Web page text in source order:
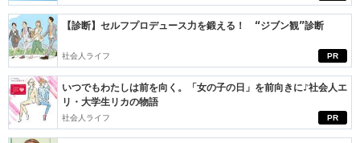
PR
【診断】セルフプロデュース力を鍛える！ “ジブン観”診断
社会人ライフ
PR
いつでもわたしは前を向く。「女の子の日」を前向きに♪社会人エ
リ・大学生リカの物語
社会人ライフ